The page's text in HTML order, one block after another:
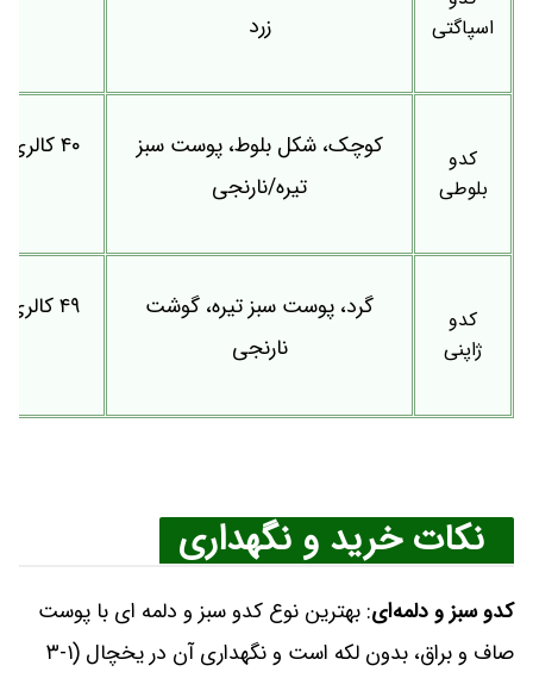
اسپاگتی
زرد
کدو
بلوطی
کوچک، شکل بلوط، پوست سبز
تیره/نارنجی
کدو
ژاپنی
گرد، پوست سبز تیره، گوشت
نارنجی
نکات خرید و نگهداری
کدو سبز و دلمه‌ای: بهترین نوع کدو سبز و دلمه ای با پوست
صاف و براق، بدون لکه است و نگهداری آن در یخچال (۱-۳